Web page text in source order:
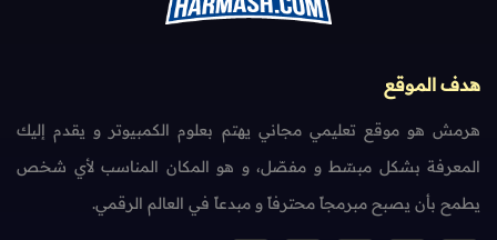
هدف الموقع
هرمش هو موقع تعليمي مجاني يهتم بعلوم الكمبيوتر و يقدم إليك
المعرفة بشكل مبسّط و مفصّل، و هو المكان المناسب لأي شخص
يطمح بأن يصبح مبرمجاً محترفاً و مبدعاً في العالم الرقمي.